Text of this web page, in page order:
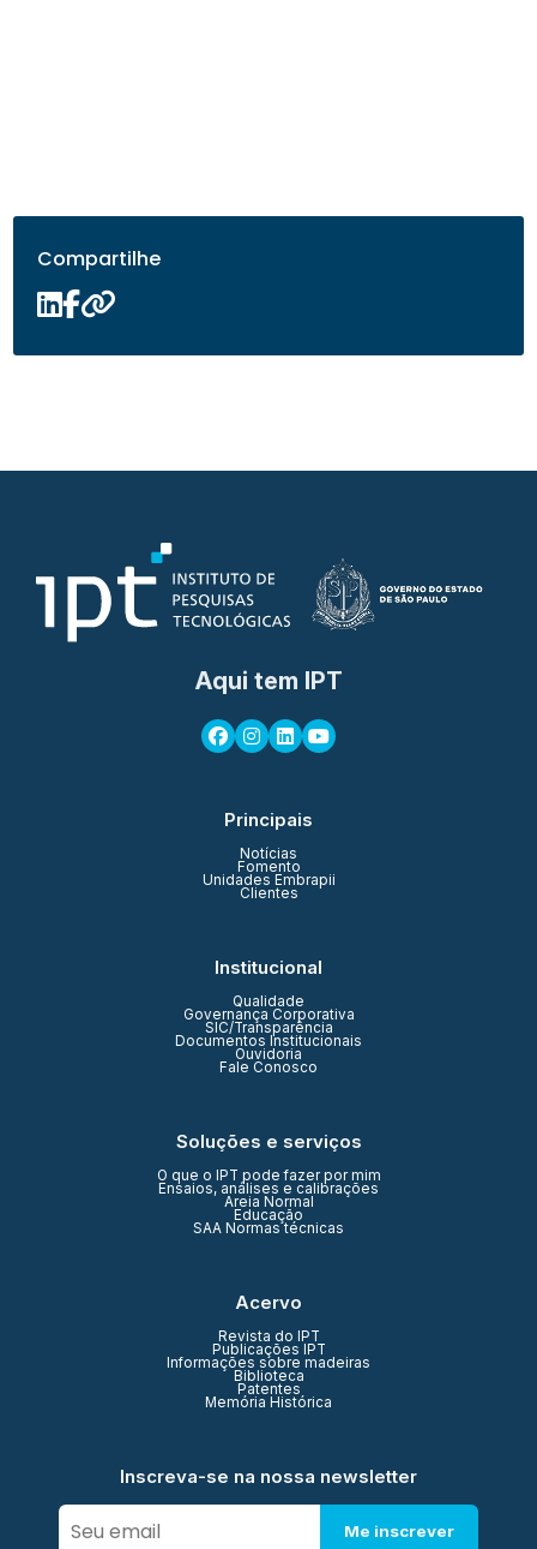
Compartilhe
Aqui tem IPT
Principais
Notícias
Fomento
Unidades Embrapii
Clientes
Institucional
Qualidade
Governança Corporativa
SIC/Transparência
Documentos Institucionais
Ouvidoria
Fale Conosco
Soluções e serviços
O que o IPT pode fazer por mim
Ensaios, análises e calibrações
Areia Normal
Educação
SAA Normas técnicas
Acervo
Revista do IPT
Publicações IPT
Informações sobre madeiras
Biblioteca
Patentes
Memória Histórica
Inscreva-se na nossa newsletter
Me inscrever